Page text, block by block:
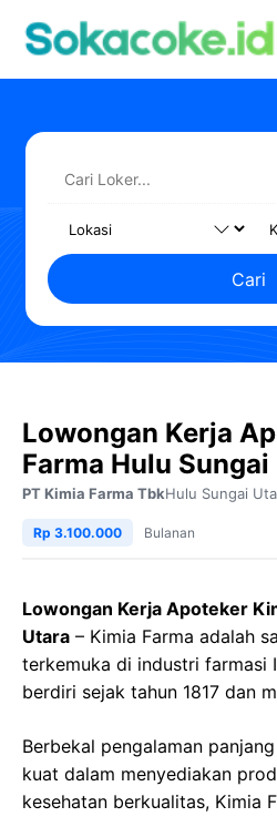
Cari
Lowongan Kerja
Farma Hulu Sungai
PT Kimia Farma TbkHulu Sungai
Rp 3.100.000 Bulanan
Lowongan Kerja Apoteker
Utara – Kimia Farma adalah
terkemuka di industri farmasi
berdiri sejak tahun 1817 dan
Berbekal pengalaman
kuat dalam menyediakan
kesehatan berkualitas, Kimia